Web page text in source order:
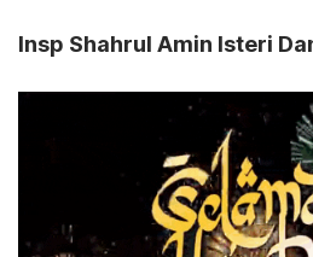
Insp Shahrul Amin Isteri